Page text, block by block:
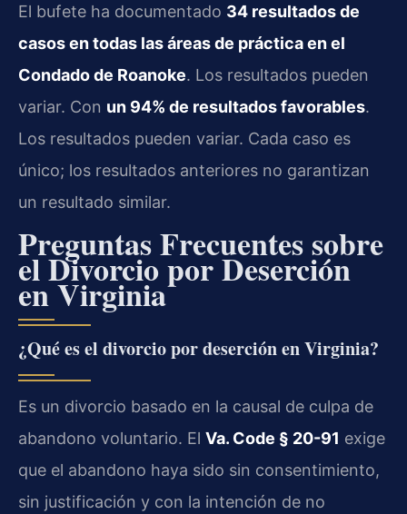
El bufete ha documentado 34 resultados de
casos en todas las áreas de práctica en el
Condado de Roanoke. Los resultados pueden
variar. Con un 94% de resultados favorables.
Los resultados pueden variar. Cada caso es
único; los resultados anteriores no garantizan
un resultado similar.
Preguntas Frecuentes sobre
el Divorcio por Deserción
en Virginia
¿Qué es el divorcio por deserción en Virginia?
Es un divorcio basado en la causal de culpa de
abandono voluntario. El Va. Code § 20-91 exige
que el abandono haya sido sin consentimiento,
sin justificación y con la intención de no